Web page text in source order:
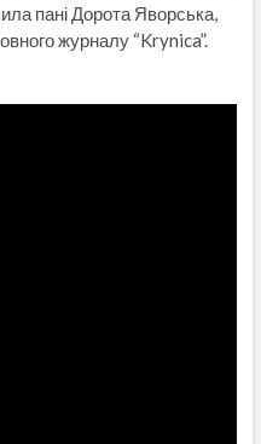
пані Дорота Яворська,
журналу “Krynica”.